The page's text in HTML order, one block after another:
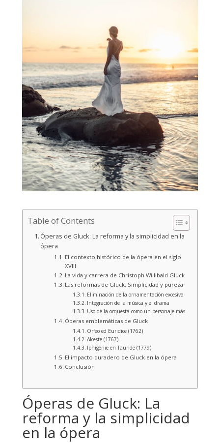
Table of Contents
Óperas de Gluck: La reforma y la simplicidad en la
ópera
El contexto histórico de la ópera en el siglo
XVIII
La vida y carrera de Christoph Willibald Gluck
Las reformas de Gluck: Simplicidad y pureza
Eliminación de la ornamentación excesiva
Integración de la música y el drama
Uso de la orquesta como un personaje más
Óperas emblemáticas de Gluck
Orfeo ed Euridice (1762)
Alceste (1767)
Iphigénie en Tauride (1779)
El impacto duradero de Gluck en la ópera
Conclusión
Óperas de Gluck: La
reforma y la simplicidad
en la ópera